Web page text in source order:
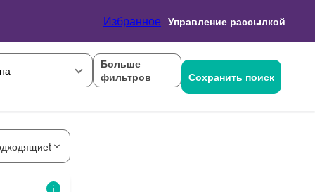
Избранное Управление рассылкой
Больше
фильтров
Сохранить поиск